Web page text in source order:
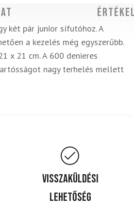
két pár junior sífutóhoz. A
a kezelés még egyszerűbb.
x 21 cm. A 600 denieres
nagy terhelés mellett
Visszaküldési
lehetőség